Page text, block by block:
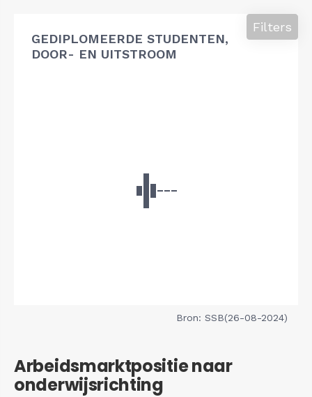
GEDIPLOMEERDE STUDENTEN,
DOOR- EN UITSTROOM
Filters
Bron: SSB(26-08-2024)
Arbeidsmarktpositie naar
onderwijsrichting